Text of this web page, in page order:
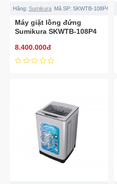
Hãng: Sumikura Mã SP: SKWTB-108P4
Máy giặt lồng đứng
Sumikura SKWTB-108P4
8.400.000đ